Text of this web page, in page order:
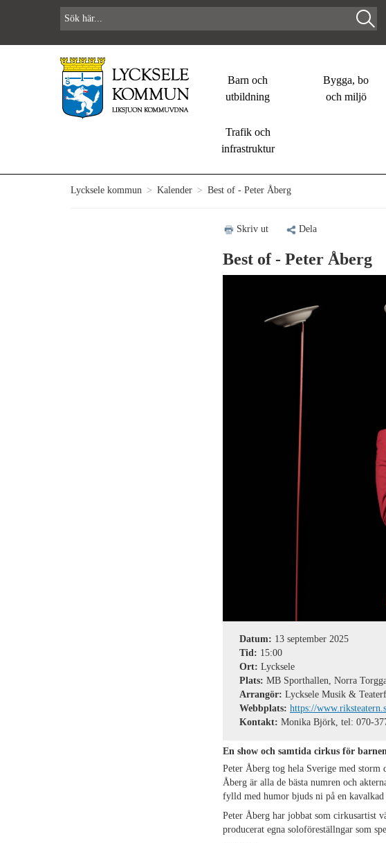
Barn och
utbildning
Bygga, bo
och miljö
Trafik och
infrastruktur
Lycksele kommun > Kalender > Best of - Peter Åberg
Skriv ut Dela
Best of - Peter Åberg
Datum: 13 september 2025
Tid: 15:00
Ort: Lycksele
Plats: MB Sporthallen, Norra
Arrangör: Lycksele Musik &
Webbplats: https://
Kontakt: Monika Björk, tel: 070-
En show och samtida cirkus för
Peter Åberg tog hela Sverige med
Åberg är alla de bästa numren och
fylld med humor bjuds ni på en
Peter Åberg har jobbat som cirkusartist
producerat egna soloföreställngar som